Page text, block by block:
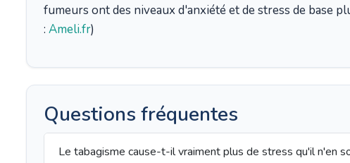
fumeurs ont des niveaux d'anxiété et de stress de base
: Ameli.fr)
Questions fréquentes
Le tabagisme cause-t-il vraiment plus de stress qu'il n'en